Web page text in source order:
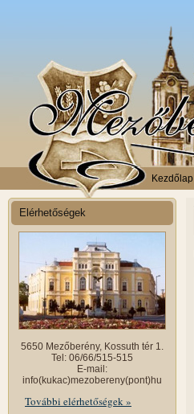
Kezdőlap
Elérhetőségek
5650 Mezőberény, Kossuth tér 1.
Tel: 06/66/515-515
E-mail:
info(kukac)mezobereny(pont)hu
További elérhetőségek »